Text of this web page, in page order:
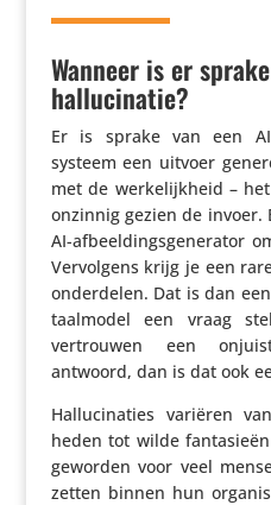
Wanneer is er
hallucinatie?
Er is sprake van een
systeem een uitvoer
met de werke­lijk­heid –
onzinnig gezien de invoer.
AI-afbeel­dings­ge­ne­rator
Vervol­gens krijg je een
onder­delen. Dat is dan
taalmodel een vraag
vertrouwen een
antwoord, dan is dat ook
Hallu­ci­na­ties variëren
heden tot wilde
geworden voor veel
zetten binnen hun